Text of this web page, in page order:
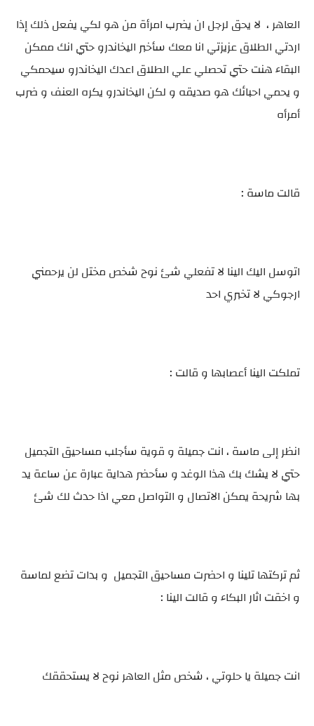
العاهر ، لا يحق لرجل ان يضرب امرأة من هو لكي يفعل ذلك إذا
اردتي الطلاق عزيزتي انا معك سأخبر اليخاندرو حتي انك ممكن
البقاء هنت حتي تحصلي علي الطلاق اعدك اليخاندرو سيحمكي
و يحمي احبائك هو صديقه و لكن اليخاندرو يكره العنف و ضرب
أمرأه
قالت ماسة :
اتوسل اليك الينا لا تفعلي شئ نوح شخص مختل لن يرحمني
ارجوكي لا تخبري احد
تملكت الينا أعصابها و قالت :
انظر إلى ماسة ، انت جميلة و قوية سأجلب مساحيق التجميل
حتي لا يشك بك هذا الوغد و سأحضر هداية عبارة عن ساعة يد
بها شريحة يمكن الاتصال و التواصل معي اذا حدث لك شئ
ثم تركتها تلينا و احضرت مساحيق التجميل و بدات تضع لماسة
و اخقت اثار البكاء و قالت الينا :
انت جميلة يا حلوتي ، شخص مثل العاهر نوح لا يستحققك